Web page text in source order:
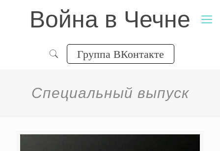
Война в Чечне
Группа ВКонтакте
Специальный выпуск